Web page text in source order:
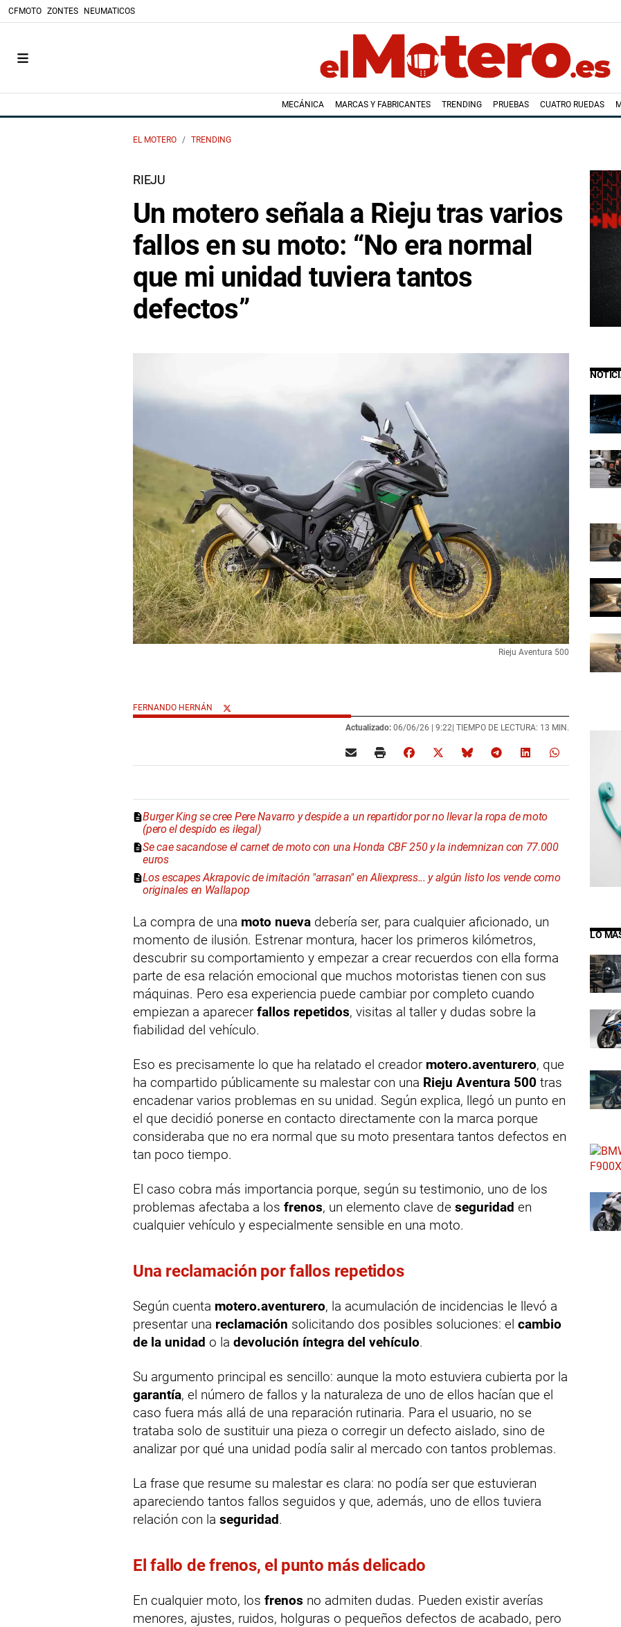
CFMOTO ZONTES NEUMATICOS
MECÁNICA MARCAS Y FABRICANTES TRENDING PRUEBAS CUATRO RUEDAS
EL MOTERO TRENDING
RIEJU
Un motero señala a Rieju tras varios
fallos en su moto: “No era normal
que mi unidad tuviera tantos
defectos”
Rieju Aventura 500
FERNANDO HERNÁN
Actualizado: 06/06/26 | 9:22 | TIEMPO DE LECTURA: 13 MIN.
Burger King se cree Pere Navarro y despide a un repartidor por no llevar la ropa de moto
(pero el despido es ilegal)
Se cae sacandose el carnet de moto con una Honda CBF 250 y la indemnizan con 77.000
euros
Los escapes Akrapovic de imitación "arrasan" en Aliexpress... y algún listo los vende como
originales en Wallapop
La compra de una moto nueva debería ser, para cualquier aficionado, un
momento de ilusión. Estrenar montura, hacer los primeros kilómetros,
descubrir su comportamiento y empezar a crear recuerdos con ella forma
parte de esa relación emocional que muchos motoristas tienen con sus
máquinas. Pero esa experiencia puede cambiar por completo cuando
empiezan a aparecer fallos repetidos, visitas al taller y dudas sobre la
fiabilidad del vehículo.
Eso es precisamente lo que ha relatado el creador motero.aventurero, que
ha compartido públicamente su malestar con una Rieju Aventura 500 tras
encadenar varios problemas en su unidad. Según explica, llegó un punto en
el que decidió ponerse en contacto directamente con la marca porque
consideraba que no era normal que su moto presentara tantos defectos en
tan poco tiempo.
El caso cobra más importancia porque, según su testimonio, uno de los
problemas afectaba a los frenos, un elemento clave de seguridad en
cualquier vehículo y especialmente sensible en una moto.
Una reclamación por fallos repetidos
Según cuenta motero.aventurero, la acumulación de incidencias le llevó a
presentar una reclamación solicitando dos posibles soluciones: el cambio
de la unidad o la devolución íntegra del vehículo.
Su argumento principal es sencillo: aunque la moto estuviera cubierta por la
garantía, el número de fallos y la naturaleza de uno de ellos hacían que el
caso fuera más allá de una reparación rutinaria. Para el usuario, no se
trataba solo de sustituir una pieza o corregir un defecto aislado, sino de
analizar por qué una unidad podía salir al mercado con tantos problemas.
La frase que resume su malestar es clara: no podía ser que estuvieran
apareciendo tantos fallos seguidos y que, además, uno de ellos tuviera
relación con la seguridad.
El fallo de frenos, el punto más delicado
En cualquier moto, los frenos no admiten dudas. Pueden existir averías
menores, ajustes, ruidos, holguras o pequeños defectos de acabado, pero
LO